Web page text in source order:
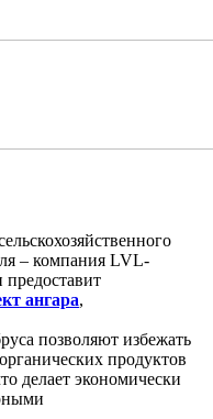
– компания LVL-
ангара,
позволяют избежать
продуктов
делает экономически